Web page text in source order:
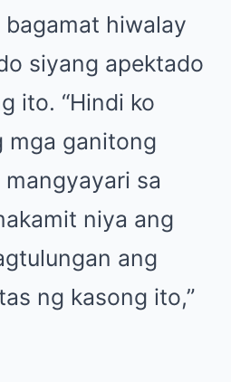
bagamat hiwalay
siyang apektado
ito. “Hindi ko
mga ganitong
sa
niya ang
ang
ng kasong ito,”